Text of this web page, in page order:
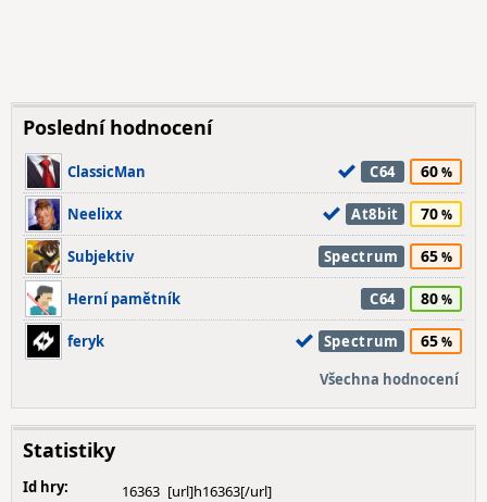
Poslední hodnocení
ClassicMan C64 60
Neelixx At8bit 70
Subjektiv Spectrum 65
Herní pamětník C64 80
feryk Spectrum 65
Všechna hodnocení
Statistiky
Id hry:
16363